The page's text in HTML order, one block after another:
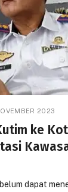
2023
ke
dapat